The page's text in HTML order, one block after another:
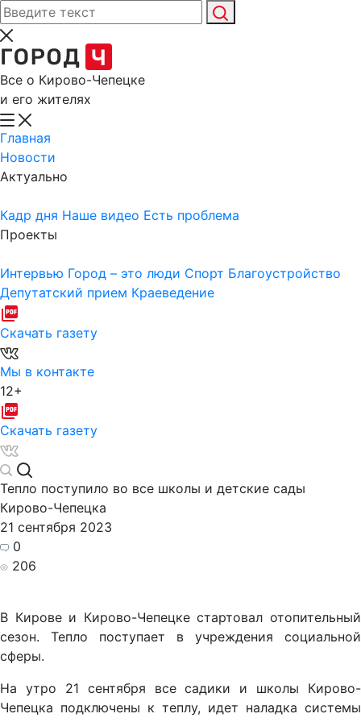
Все о Кирово-Чепецке
и его жителях
Главная
Новости
Актуально
Кадр дня Наше видео Есть проблема
Проекты
Интервью Город – это люди Спорт Благоустройство
Депутатский прием Краеведение
Скачать газету
Мы в контакте
12+
Скачать газету
Тепло поступило во все школы и детские сады
Кирово-Чепецка
21 сентября 2023
0
206
В Кирове и Кирово-Чепецке стартовал отопительный
сезон. Тепло поступает в учреждения социальной
сферы.
На утро 21 сентября все садики и школы Кирово-
Чепецка подключены к теплу, идет наладка системы